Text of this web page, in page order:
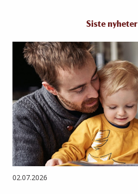
Siste nyheter
02.07.2026